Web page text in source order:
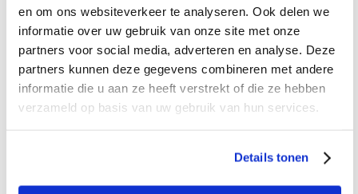
en om ons websiteverkeer te analyseren. Ook delen we
informatie over uw gebruik van onze site met onze
partners voor social media, adverteren en analyse. Deze
partners kunnen deze gegevens combineren met andere
informatie die u aan ze heeft verstrekt of die ze hebben
verzameld op basis van uw gebruik van hun services.
Details tonen
RethinkRebels X Modefabriek
Samen met RethinkRebels werken wij aan het
samenstellen van de juiste combinatie aan
duurzame designers en brands op ons
laten mooie merken, een kritische blik op de
mode-industrie en nieuwe